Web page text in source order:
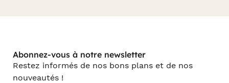
Abonnez-vous à notre newsletter
Restez informés de nos bons plans et de nos
nouveautés !